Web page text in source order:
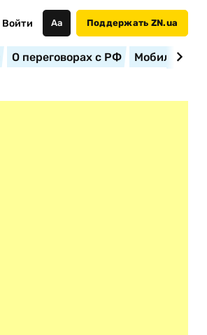
Войти Аа Поддержать ZN.ua
О переговорах с РФ